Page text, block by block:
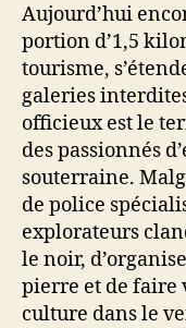
Aujourd’hui
portion d’1,5
tourisme,
galeries
officieux est le
des passionnés
souterraine.
de police
explorateurs
le noir,
pierre et de faire
culture dans le